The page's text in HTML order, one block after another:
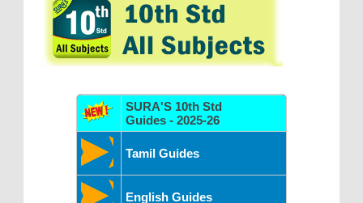
SURA'S 10th Std
Guides - 2025-26
Tamil Guides
English Guides